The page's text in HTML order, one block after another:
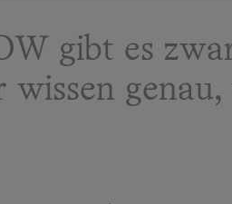
gibt es
wissen